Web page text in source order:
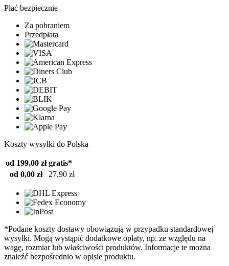
Płać bezpiecznie
Za pobraniem
Przedpłata
Koszty wysyłki do Polska
od 199,00 zł gratis*
od 0,00 zł
27,90 zł
*Podane koszty dostawy obowiązują w przypadku standardowej
wysyłki. Mogą wystąpić dodatkowe opłaty, np. ze względu na
wagę, rozmiar lub właściwości produktów. Informacje te można
znaleźć bezpośrednio w opisie produktu.